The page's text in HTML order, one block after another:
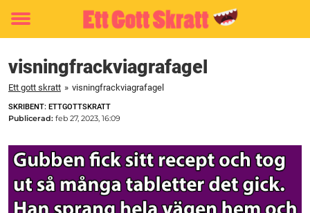
Toggle
visningfrackviagrafagel
Ett gott skratt » visningfrackviagrafagel
SKRIBENT: ETTGOTTSKRATT
Publicerad: feb 27, 2023, 16:09